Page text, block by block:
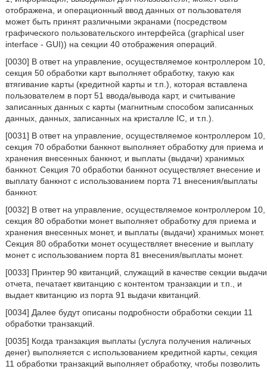
отображена, и операционный ввод данных от пользователя
может быть принят различными экранами (посредством
графического пользовательского интерфейса (graphical user
interface - GUI)) на секции 40 отображения операций.
[0030] В ответ на управление, осуществляемое контроллером 10,
секция 50 обработки карт выполняет обработку, такую как
втягивание карты (кредитной карты и т.п.), которая вставлена
пользователем в порт 51 ввода/вывода карт, и считывание
записанных данных с карты (магнитным способом записанных
данных, данных, записанных на кристалле IC, и т.п.).
[0031] В ответ на управление, осуществляемое контроллером 10,
секция 70 обработки банкнот выполняет обработку для приема и
хранения внесенных банкнот, и выплаты (выдачи) хранимых
банкнот. Секция 70 обработки банкнот осуществляет внесение и
выплату банкнот с использованием порта 71 внесения/выплаты
банкнот.
[0032] В ответ на управление, осуществляемое контроллером 10,
секция 80 обработки монет выполняет обработку для приема и
хранения внесенных монет, и выплаты (выдачи) хранимых монет.
Секция 80 обработки монет осуществляет внесение и выплату
монет с использованием порта 81 внесения/выплаты монет.
[0033] Принтер 90 квитанций, служащий в качестве секции выдачи
отчета, печатает квитанцию с контентом транзакции и т.п., и
выдает квитанцию из порта 91 выдачи квитанций.
[0034] Далее будут описаны подробности обработки секции 11
обработки транзакций.
[0035] Когда транзакция выплаты (услуга получения наличных
денег) выполняется с использованием кредитной карты, секция
11 обработки транзакций выполняет обработку, чтобы позволить